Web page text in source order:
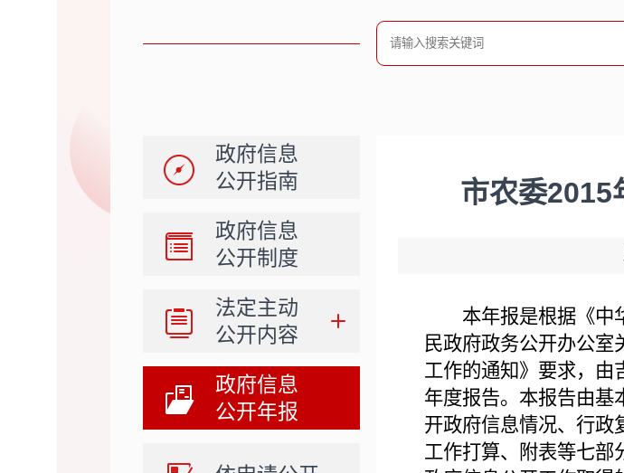
政府信息
公开指南
政府信息
公开制度
法定主动
公开内容
政府信息
公开年报
市农委2015
本年报是根据《中
民政府政务公开办公室
工作的通知》要求，由
年度报告。 本报告由基
开政府信息情况、行政
工作打算、附表等七部